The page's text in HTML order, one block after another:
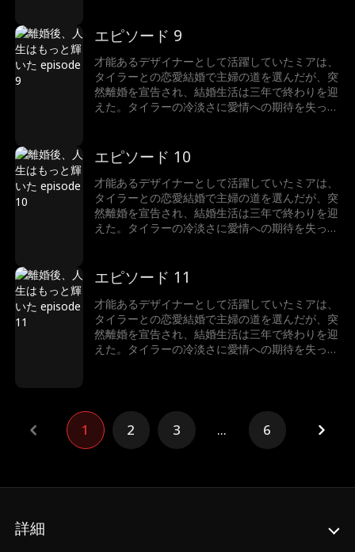
せ、自分の本心に気づいたタイラーとの愛を再燃
させるのだった…
エピソード 9
才能あるデザイナーとして活躍していたミアは、
タイラーとの恋愛結婚で主婦の道を選んだが、突
然離婚を宣告され、結婚生活は三年で終わりを迎
えた。タイラーの冷淡さに愛情への期待を失った
せ、自分の本心に気づいたタイラーとの愛を再燃
させるのだった…
エピソード 10
才能あるデザイナーとして活躍していたミアは、
タイラーとの恋愛結婚で主婦の道を選んだが、突
然離婚を宣告され、結婚生活は三年で終わりを迎
えた。タイラーの冷淡さに愛情への期待を失った
せ、自分の本心に気づいたタイラーとの愛を再燃
させるのだった…
エピソード 11
才能あるデザイナーとして活躍していたミアは、
タイラーとの恋愛結婚で主婦の道を選んだが、突
然離婚を宣告され、結婚生活は三年で終わりを迎
えた。タイラーの冷淡さに愛情への期待を失った
させるのだった…
1 2 3 ... 6
詳細